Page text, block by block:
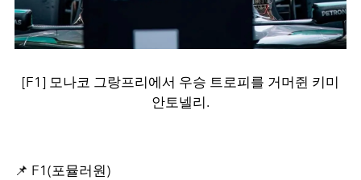
[F1] 모나코 그랑프리에서 우승 트로피를 거머쥔 키미
안토넬리.
📌 F1(포뮬러원)